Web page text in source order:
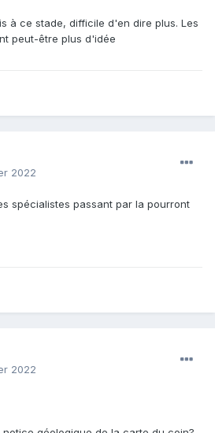
à ce stade, difficile d'en dire plus. Les
peut-être plus d'idée
2022
spécialistes passant par la pourront
2022